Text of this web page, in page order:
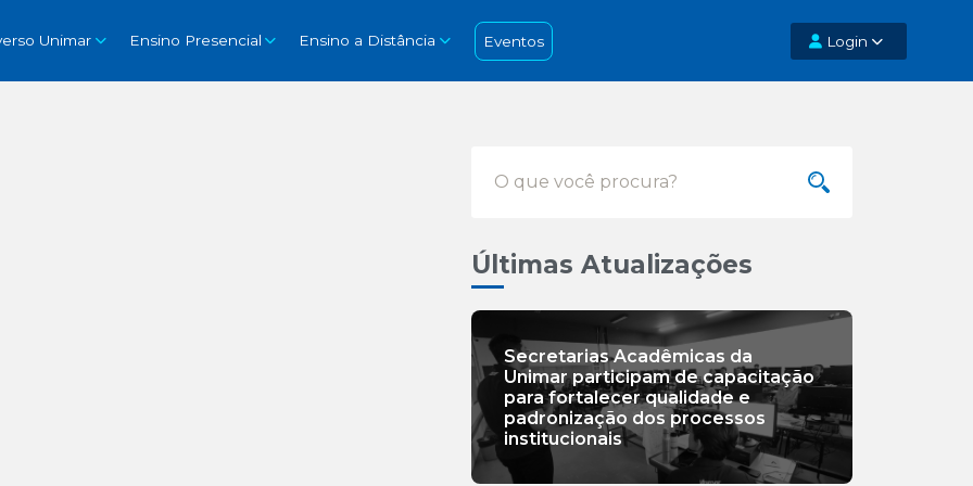
Unimar Ensino Presencial Ensino a Distância Eventos Login
Últimas Atualizações
Secretarias Acadêmicas da
Unimar participam de capacitação
para fortalecer qualidade e
padronização dos processos
institucionais